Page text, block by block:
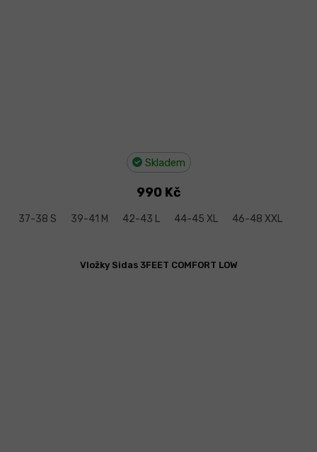
Skladem
990 Kč
37-38 S 39-41 M 42-43 L 44-45 XL 46-48 XXL
Vložky Sidas 3FEET COMFORT LOW